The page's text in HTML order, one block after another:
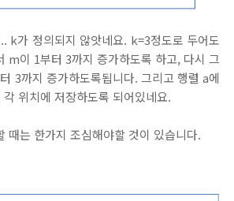
k가 정의되지 않앗네요. k=3정도로 두어도
m이 1부터 3까지 증가하도록 하고, 다시 그
3까지 증가하도록됩니다. 그리고 행렬 a에
위치에 저장하도록 되어있네요.
때는 한가지 조심해야할 것이 있습니다.